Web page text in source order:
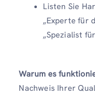
Listen Sie
„Experte für
„Spezialist
Warum es
Nachweis Ihrer